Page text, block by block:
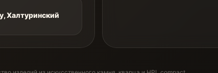
Халтуринский